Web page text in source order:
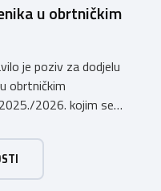
u obrtničkim
je poziv za dodjelu
obrtničkim
2026. kojim se
kurikula u
deficitarnih obrtničkih
za obrazovnu upisnu